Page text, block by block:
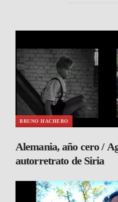
BRUNO HACHERO
Alemania, año cero /
autorretrato de Siria